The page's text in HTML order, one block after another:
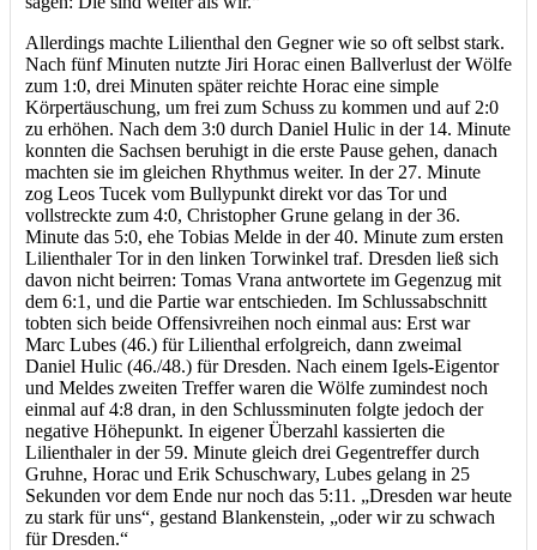
Allerdings machte Lilienthal den Gegner wie so oft selbst stark.
Nach fünf Minuten nutzte Jiri Horac einen Ballverlust der Wölfe
zum 1:0, drei Minuten später reichte Horac eine simple
Körpertäuschung, um frei zum Schuss zu kommen und auf 2:0
zu erhöhen. Nach dem 3:0 durch Daniel Hulic in der 14. Minute
konnten die Sachsen beruhigt in die erste Pause gehen, danach
machten sie im gleichen Rhythmus weiter. In der 27. Minute
zog Leos Tucek vom Bullypunkt direkt vor das Tor und
vollstreckte zum 4:0, Christopher Grune gelang in der 36.
Minute das 5:0, ehe Tobias Melde in der 40. Minute zum ersten
Lilienthaler Tor in den linken Torwinkel traf. Dresden ließ sich
davon nicht beirren: Tomas Vrana antwortete im Gegenzug mit
dem 6:1, und die Partie war entschieden. Im Schlussabschnitt
tobten sich beide Offensivreihen noch einmal aus: Erst war
Marc Lubes (46.) für Lilienthal erfolgreich, dann zweimal
Daniel Hulic (46./48.) für Dresden. Nach einem Igels-Eigentor
und Meldes zweiten Treffer waren die Wölfe zumindest noch
einmal auf 4:8 dran, in den Schlussminuten folgte jedoch der
negative Höhepunkt. In eigener Überzahl kassierten die
Lilienthaler in der 59. Minute gleich drei Gegentreffer durch
Gruhne, Horac und Erik Schuschwary, Lubes gelang in 25
Sekunden vor dem Ende nur noch das 5:11. „Dresden war heute
zu stark für uns“, gestand Blankenstein, „oder wir zu schwach
für Dresden.“